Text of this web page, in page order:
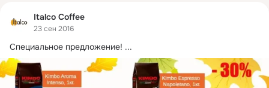
Italco Coffee
23 сен 2016
Специальное предложение! ...